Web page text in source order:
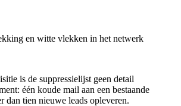
en witte vlekken in het netwerk
is de suppressielijst geen detail
één koude mail aan een bestaande
dan tien nieuwe leads opleveren.